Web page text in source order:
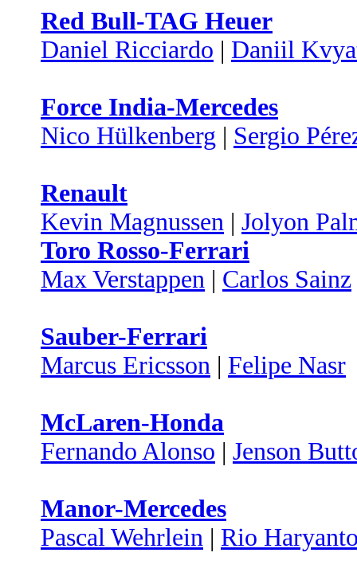
Red Bull-TAG Heuer
Daniel Ricciardo | Daniil
Force India-Mercedes
Nico Hülkenberg | Sergio
Renault
Kevin Magnussen | Jolyon
Toro Rosso-Ferrari
Max Verstappen | Carlos Sainz
Sauber-Ferrari
Marcus Ericsson | Felipe Nasr
McLaren-Honda
Fernando Alonso | Jenson
Manor-Mercedes
Pascal Wehrlein | Rio